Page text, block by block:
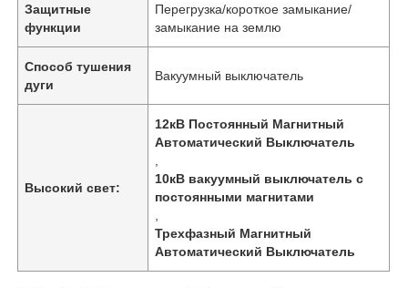
Защитные
функции
Перегрузка/короткое замыкание/
замыкание на землю
Способ тушения
дуги
Вакуумный выключатель
Высокий свет:
12кВ Постоянный Магнитный
Автоматический Выключатель
10кВ вакуумный выключатель с
постоянными магнитами
Трехфазный Магнитный
Автоматический Выключатель